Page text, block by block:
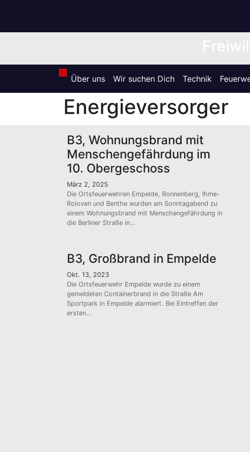
springen
Über uns Wir suchen Dich Technik
Energieversorger
B3, Wohnungsbrand mit
Menschengefährdung im
10. Obergeschoss
März 2, 2025
Die Ortsfeuerwehren Empelde, Ronnenberg, Ihme-
Roloven und Benthe wurden am Sonntagabend zu
einem Wohnungsbrand mit Menschengefährdung in
die Berliner Straße in…
B3, Großbrand in Empelde
Okt. 13, 2023
Die Ortsfeuerwehr Empelde wurde zu einem
gemeldeten Containerbrand in die Straße Am
Sportpark in Empelde alarmiert. Bei Eintreffen der
ersten…